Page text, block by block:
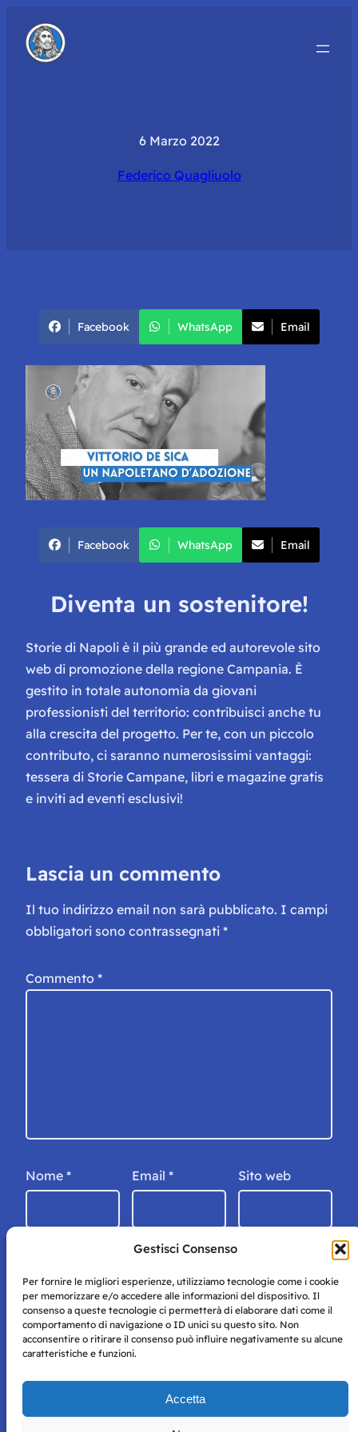
Gestisci Consenso
Per fornire le migliori esperienze, utilizziamo tecnologie come i cookie
per memorizzare e/o accedere alle informazioni del dispositivo. Il
consenso a queste tecnologie ci permetterà di elaborare dati come il
comportamento di navigazione o ID unici su questo sito. Non
acconsentire o ritirare il consenso può influire negativamente su alcune
caratteristiche e funzioni.
Accetta
6 Marzo 2022
Federico Quagliuolo
Facebook WhatsApp Email
Facebook WhatsApp Email
Diventa un sostenitore!
Storie di Napoli è il più grande ed autorevole sito
web di promozione della regione Campania. È
gestito in totale autonomia da giovani
professionisti del territorio: contribuisci anche tu
alla crescita del progetto. Per te, con un piccolo
contributo, ci saranno numerosissimi vantaggi:
tessera di Storie Campane, libri e magazine gratis
e inviti ad eventi esclusivi!
Lascia un commento
Il tuo indirizzo email non sarà pubblicato. I campi
obbligatori sono contrassegnati *
Commento *
Nome * Email * Sito web
Storie di Napoli è una testata registrata presso il tribunale di